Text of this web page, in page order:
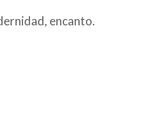
encanto.